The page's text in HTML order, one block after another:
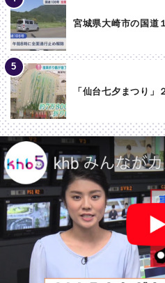
宮城県大崎市の国
「仙台七夕まつり